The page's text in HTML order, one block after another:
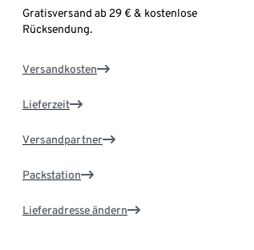
Gratisversand ab 29 € & kostenlose
Rücksendung.
Versandkosten
Lieferzeit
Versandpartner
Packstation
Lieferadresse ändern